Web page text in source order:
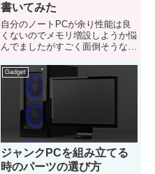
書いてみた
自分のノートPCが余り性能は良
くないのでメモリ増設しようか悩
んでましたがすごく面倒そうなの
ートPCのメモリ増設しようか悩
んでる人は参考にどうぞ
Gadget
ジャンクPCを組み立てる
時のパーツの選び方